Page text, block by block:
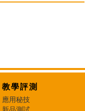
教學評測
應用秘技